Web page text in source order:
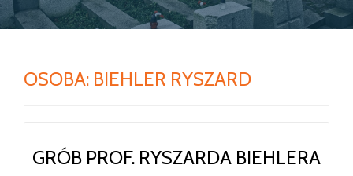
OSOBA: BIEHLER RYSZARD
GRÓB PROF. RYSZARDA BIEHLERA